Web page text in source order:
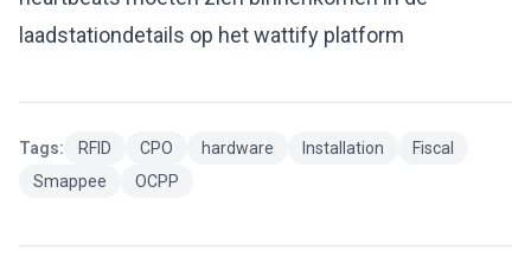
laadstationdetails op het wattify platform
Tags: RFID CPO hardware Installation
Fiscal
Smappee
OCPP